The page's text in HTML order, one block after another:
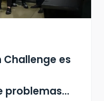
Challenge es
problemas